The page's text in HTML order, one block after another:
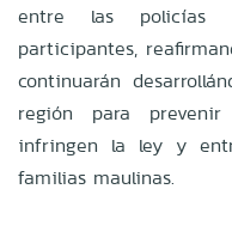
entre las policías
participantes,
continuarán
región para
infringen la ley y
familias maulinas.